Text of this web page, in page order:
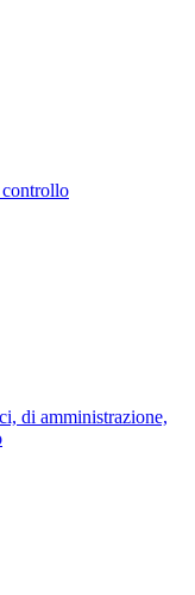
di amministrazione,